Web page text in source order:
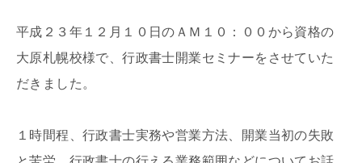
平成２３年１２月１０日のＡＭ１０：００から資格の
大原札幌校様で、行政書士開業セミナーをさせていた
だきました。
１時間程、行政書士実務や営業方法、開業当初の失敗